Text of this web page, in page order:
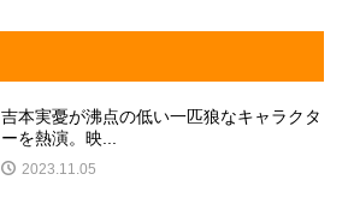
吉本実憂が沸点の低い一匹狼なキャラクタ
ーを熱演。映...
2023.11.05